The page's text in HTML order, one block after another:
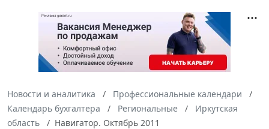
Новости и аналитика
Профессиональные календари
Календарь бухгалтера
Региональные
Иркутская
область
Навигатор. Октябрь 2011